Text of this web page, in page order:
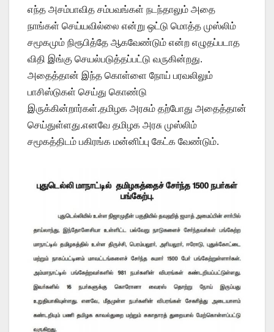
எந்த அசம்பாவித சம்பவங்கள் நடந்தாலும் அதை
நாங்கள் செய்யவில்லை என்று ஒட்டு மொத்த முஸ்லிம்
சமூகமும் நிரூபித்தே ஆகவேண்டும் என்ற எழுதப்படாத
விதி இங்கு செயல்படுத்தப்பட்டு வருகின்றது.
அதைத்தான் இந்த கொள்ளை நோய் பரவலிலும்
பாசிஸ்டுகள் செய்து கொண்டு
இருக்கின்றார்கள்.தமிழக அரசும் தற்போது அதைத்தான்
செய்துள்ளது.எனவே தமிழக அரசு முஸ்லிம்
சமூகத்திடம் பகிரங்க மன்னிப்பு கேட்க வேண்டும்.